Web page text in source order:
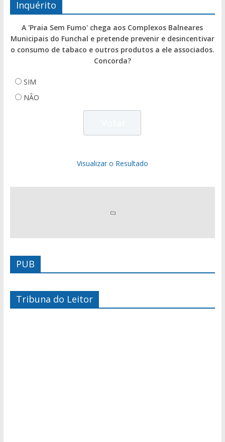
Inquérito
A 'Praia Sem Fumo' chega aos Complexos Balneares
Municipais do Funchal e pretende prevenir e desincentivar
o consumo de tabaco e outros produtos a ele associados.
Concorda?
SIM
NÃO
Visualizar o Resultado
PUB
Tribuna do Leitor